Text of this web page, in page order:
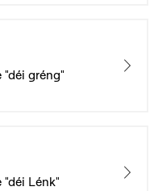
gréng"
Lénk"